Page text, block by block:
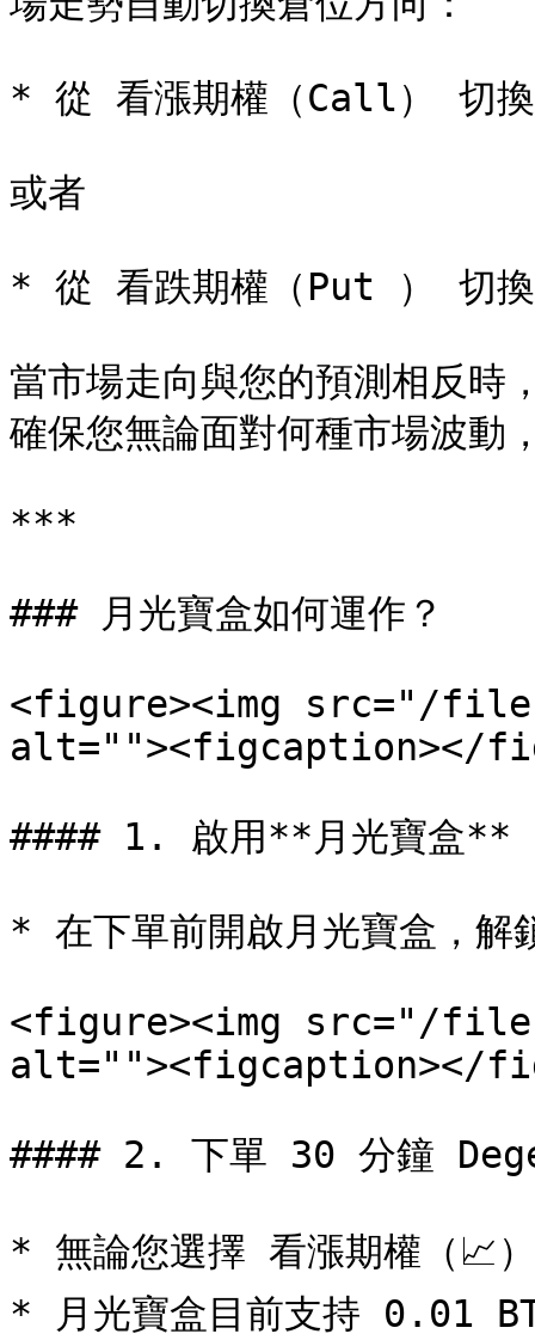
* 從 看漲期權（Call） 切
或者
* 從 看跌期權（Put ） 切
當市場走向與您的預測相反時
確保您無論面對何種市場波動
***
### 月光寶盒如何運作？
<figure><img src="/files/
alt=""><figcaption></
#### 1. 啟用**月光寶盒**
* 在下單前開啟月光寶盒，解
<figure><img src="/
alt=""><figcaption></
#### 2. 下單 30 分鐘
* 無論您選擇 看漲期權（📈
* 月光寶盒目前支持 0.01